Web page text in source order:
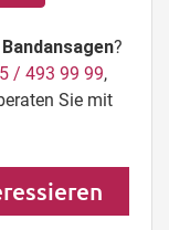
?
/ 493 99 99,
Sie mit